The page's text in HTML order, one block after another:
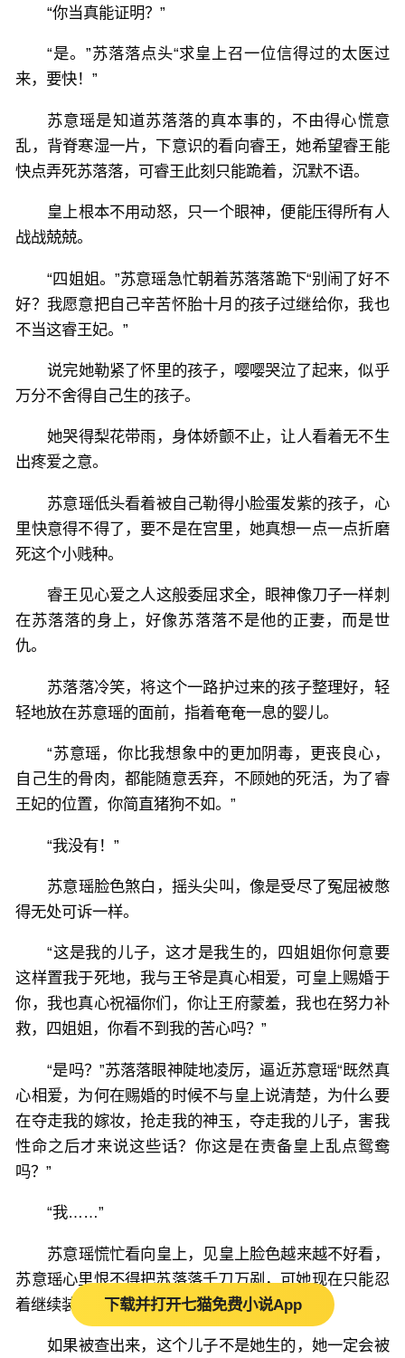
“你当真能证明？”
“是。”苏落落点头“求皇上召一位信得过的太医过
来，要快！”
苏意瑶是知道苏落落的真本事的，不由得心慌意
乱，背脊寒湿一片，下意识的看向睿王，她希望睿王能
快点弄死苏落落，可睿王此刻只能跪着，沉默不语。
皇上根本不用动怒，只一个眼神，便能压得所有人
战战兢兢。
“四姐姐。”苏意瑶急忙朝着苏落落跪下“别闹了好不
好？我愿意把自己辛苦怀胎十月的孩子过继给你，我也
不当这睿王妃。”
说完她勒紧了怀里的孩子，嘤嘤哭泣了起来，似乎
万分不舍得自己生的孩子。
她哭得梨花带雨，身体娇颤不止，让人看着无不生
出疼爱之意。
苏意瑶低头看着被自己勒得小脸蛋发紫的孩子，心
里快意得不得了，要不是在宫里，她真想一点一点折磨
死这个小贱种。
睿王见心爱之人这般委屈求全，眼神像刀子一样刺
在苏落落的身上，好像苏落落不是他的正妻，而是世
仇。
苏落落冷笑，将这个一路护过来的孩子整理好，轻
轻地放在苏意瑶的面前，指着奄奄一息的婴儿。
“苏意瑶，你比我想象中的更加阴毒，更丧良心，
自己生的骨肉，都能随意丢弃，不顾她的死活，为了睿
王妃的位置，你简直猪狗不如。”
“我没有！”
苏意瑶脸色煞白，摇头尖叫，像是受尽了冤屈被憋
得无处可诉一样。
“这是我的儿子，这才是我生的，四姐姐你何意要
这样置我于死地，我与王爷是真心相爱，可皇上赐婚于
你，我也真心祝福你们，你让王府蒙羞，我也在努力补
救，四姐姐，你看不到我的苦心吗？”
“是吗？”苏落落眼神陡地凌厉，逼近苏意瑶“既然真
心相爱，为何在赐婚的时候不与皇上说清楚，为什么要
在夺走我的嫁妆，抢走我的神玉，夺走我的儿子，害我
性命之后才来说这些话？你这是在责备皇上乱点鸳鸯
吗？”
“我……”
苏意瑶慌忙看向皇上，见皇上脸色越来越不好看，
苏意瑶心里恨不得把苏落落千刀万剐，可她现在只能忍
着继续装柔弱，得想办法快点混过去。
如果被查出来，这个儿子不是她生的，她一定会被
下载并打开七猫免费小说App